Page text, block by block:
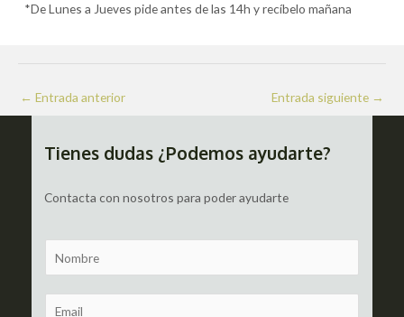
*De Lunes a Jueves pide antes de las 14h y recíbelo mañana
Navegación
de
← Entrada anterior Entrada siguiente →
Tienes dudas ¿Podemos ayudarte?
Contacta con nosotros para poder ayudarte
a
m